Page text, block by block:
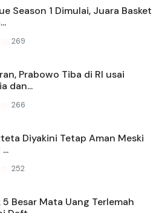
Season 1 Dimulai, Juara Basket
269
Prabowo Tiba di RI usai
dan...
266
Diyakini Tetap Aman Meski
252
Besar Mata Uang Terlemah